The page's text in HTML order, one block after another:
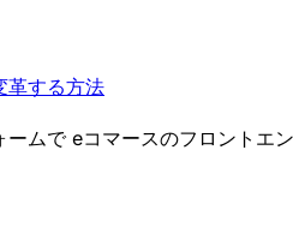
革する方法
ムで eコマースのフロントエ